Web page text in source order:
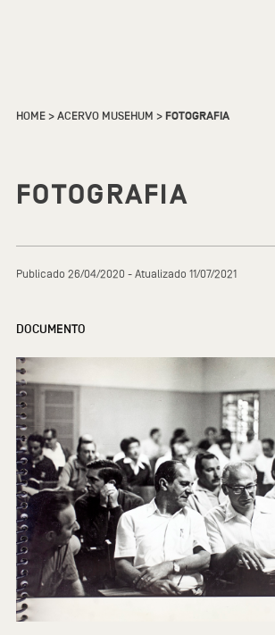
HOME>ACERVO MUSEHUM >FOTOGRAFIA
FOTOGRAFIA
Publicado 26/04/2020 - Atualizado 11/07/2021
DOCUMENTO